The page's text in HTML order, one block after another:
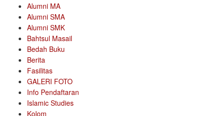
Alumni MA
Alumni SMA
Alumni SMK
Bahtsul Masail
Bedah Buku
Berita
Fasilitas
GALERI FOTO
Info Pendaftaran
Islamic Studies
Kolom